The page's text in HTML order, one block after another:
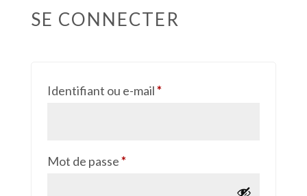
SE CONNECTER
Identifiant ou e-mail*Obligatoire
Mot de passe*Obligatoire